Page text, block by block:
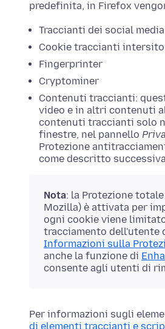
predefinita, in Firefox
Traccianti dei social media
Cookie traccianti intersito
Fingerprinter
Cryptominer
Contenuti traccianti:
video e in altri contenuti
contenuti traccianti solo
finestre, nel pannello
Protezione
come descritto
Nota: la Protezione
Mozilla) è attivata per
ogni cookie viene
tracciamento dell'utente
Informazioni sulla
anche la funzione di
consente agli utenti di
Per informazioni sugli
di elementi traccianti e